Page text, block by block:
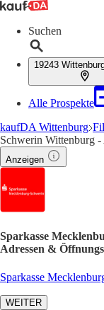
Suchen
19243
Alle Prospekte
kaufDA Wittenburg
Schwerin Wittenburg
Anzeigen
Sparkasse
Adressen &
Sparkasse
WEITER